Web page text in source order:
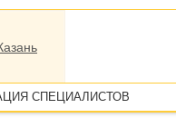
СПЕЦИАЛИСТОВ